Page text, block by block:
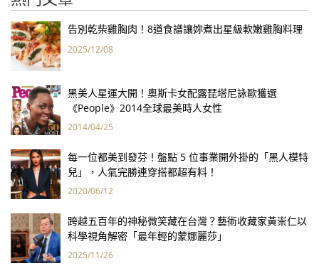
告別乾柴雞胸肉！8道食譜讓妳煮出星級軟嫩雞胸料理
2025/12/08
黑美人星運大開！奧斯卡女配露琵塔尼詠歐獲選
《People》2014全球最美時人女性
2014/04/25
每一位都美到發芬！盤點 5 位事業開外掛的「黑人模特
兒」，人氣完勝連穿搭都超有料！
2020/06/12
跨越五百年的神秘微笑藏在台灣？藝術收藏家黃崇仁以
科學視角解密「最年輕的蒙娜麗莎」
2025/11/26